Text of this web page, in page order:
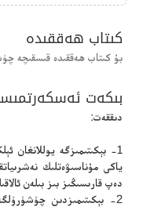
كىتاب ھەققىدە
بۇ كىتاب ھەققىدە قىسقىچە
بىكەت
دىققەت:
1- بېكىتىمىزگە يوللانغان
ياكى مۇناسىۋەتلىك
دەپ قارىسىڭىز بىز بىلەن
2- بېكىتىمىزدىن